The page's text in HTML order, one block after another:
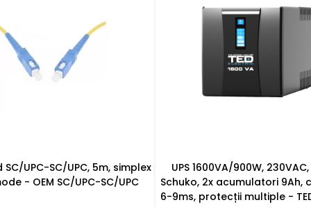
900W, 230VAC, 4 prize
acumulatori 9Ah, comutare
Display Digital Signage Tactil
UHD cu HDMI 2.1, Android 11
LDV55-PAI400TL